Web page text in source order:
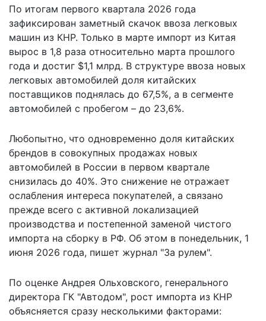
По итогам первого квартала 2026 года
зафиксирован заметный скачок ввоза легковых
машин из КНР. Только в марте импорт из Китая
вырос в 1,8 раза относительно марта прошлого
года и достиг $1,1 млрд. В структуре ввоза новых
легковых автомобилей доля китайских
поставщиков поднялась до 67,5%, а в сегменте
автомобилей с пробегом – до 23,6%.
Любопытно, что одновременно доля китайских
брендов в совокупных продажах новых
автомобилей в России в первом квартале
снизилась до 40%. Это снижение не отражает
ослабления интереса покупателей, а связано
прежде всего с активной локализацией
производства и постепенной заменой чистого
импорта на сборку в РФ. Об этом в понедельник, 1
июня 2026 года, пишет журнал "За рулем".
По оценке Андрея Ольховского, генерального
директора ГК "Автодом", рост импорта из КНР
объясняется сразу несколькими факторами: